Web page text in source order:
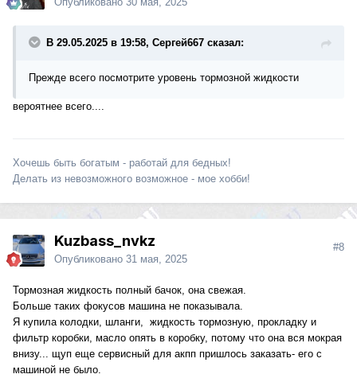
В 29.05.2025 в 19:58, Сергей667 сказал:
Прежде всего посмотрите уровень тормозной жидкости
вероятнее всего....
Хочешь быть богатым - работай для бедных!
Делать из невозможного возможное - мое хобби!
Kuzbass_nvkz
Опубликовано 31 мая, 2025
#8
Тормозная жидкость полный бачок, она свежая.
Больше таких фокусов машина не показывала.
Я купила колодки, шланги, жидкость тормозную, прокладку и
фильтр коробки, масло опять в коробку, потому что она вся мокрая
внизу... щуп еще сервисный для акпп пришлось заказать- его с
машиной не было.